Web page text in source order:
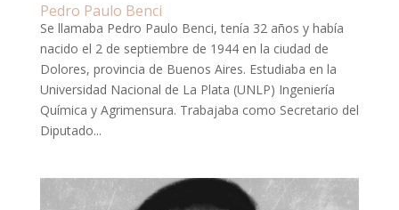
Pedro Paulo Benci
Se llamaba Pedro Paulo Benci, tenía 32 años y había
nacido el 2 de septiembre de 1944 en la ciudad de
Dolores, provincia de Buenos Aires. Estudiaba en la
Universidad Nacional de La Plata (UNLP) Ingeniería
Química y Agrimensura. Trabajaba como Secretario del
Diputado...